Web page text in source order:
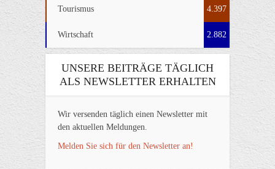
Tourismus 4.397
Wirtschaft 2.882
UNSERE BEITRÄGE TÄGLICH
ALS NEWSLETTER ERHALTEN
Wir versenden täglich einen Newsletter mit
den aktuellen Meldungen.
Melden Sie sich für den Newsletter an!